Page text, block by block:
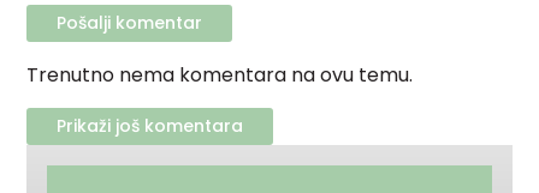
Trenutno nema komentara na ovu temu.
Prikaži još komentara